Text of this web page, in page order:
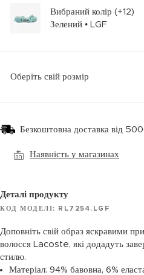
Вибраний колір (+12)
Зелений • LGF
Оберіть свій розмір
Безкоштовна доставка від
Наявність у магазинах
Деталі продукту
КОД МОДЕЛІ: RL7254.LGF
Доповніть свій образ яскравими
волосся Lacoste, які додадуть
стилю.
Матеріал: 94% бавовна, 6%